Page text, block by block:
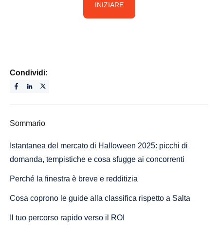
INIZIARE
Condividi:
Sommario
Istantanea del mercato di Halloween 2025: picchi di
domanda, tempistiche e cosa sfugge ai concorrenti
Perché la finestra è breve e redditizia
Cosa coprono le guide alla classifica rispetto a Salta
Il tuo percorso rapido verso il ROI